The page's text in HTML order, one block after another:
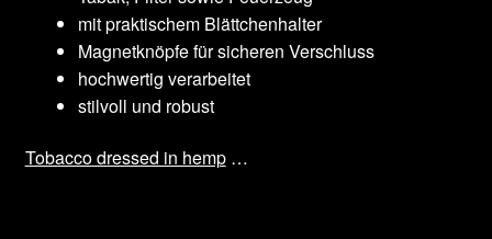
mit praktischem Blättchenhalter
Magnetknöpfe für sicheren Verschluss
hochwertig verarbeitet
stilvoll und robust
Tobacco dressed in hemp…